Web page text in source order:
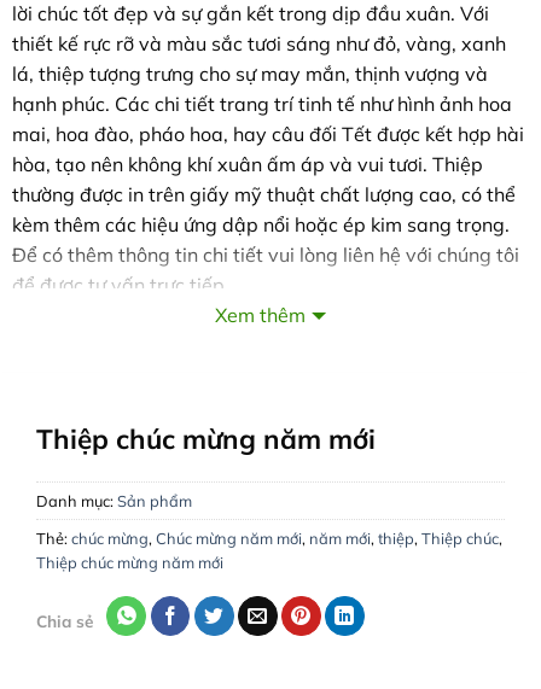
lời chúc tốt đẹp và sự gắn kết trong dịp đầu xuân. Với
thiết kế rực rỡ và màu sắc tươi sáng như đỏ, vàng, xanh
lá, thiệp tượng trưng cho sự may mắn, thịnh vượng và
hạnh phúc. Các chi tiết trang trí tinh tế như hình ảnh hoa
mai, hoa đào, pháo hoa, hay câu đối Tết được kết hợp hài
hòa, tạo nên không khí xuân ấm áp và vui tươi. Thiệp
thường được in trên giấy mỹ thuật chất lượng cao, có thể
kèm thêm các hiệu ứng dập nổi hoặc ép kim sang trọng.
Để có thêm thông tin chi tiết vui lòng liên hệ với chúng tôi
để được tư vấn trực tiếp.
Hồ Chí Minh:132 Đường 79, Phường Tân Quy, Quận 7
Hà Tĩnh: 288 Nguyễn Du, Phường Bắc Hà, TP. Hà Tĩnh
Tổng đài:
1900 2238
Website : www.inthiep.vn
Giao hàng, thu tiền tận nơi trong toàn quốc!
Xem thêm
Thiệp chúc mừng năm mới
Danh mục:Sản phẩm
Thẻ:chúc mừng, Chúc mừng năm mới, năm mới, thiệp, Thiệp chúc,
Thiệp chúc mừng năm mới
Chia sẻ